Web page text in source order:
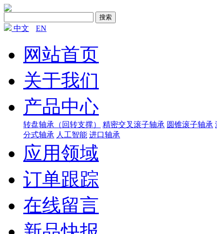
搜索
中文 EN
网站首页
关于我们
产品中心
转盘轴承（回转支撑） 精密交叉滚子轴承 圆锥滚子轴承
分式轴承 人工智能 进口轴承
应用领域
订单跟踪
在线留言